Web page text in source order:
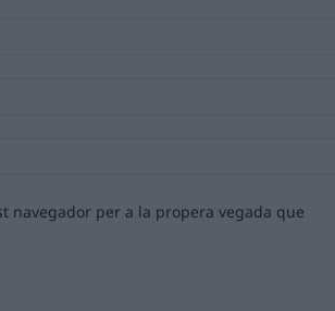
navegador per a la propera vegada que